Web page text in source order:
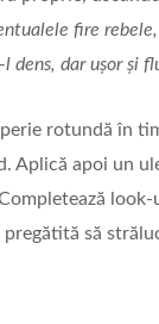
fire
dens, dar ușor și
rotundă în
Aplică apoi un
să